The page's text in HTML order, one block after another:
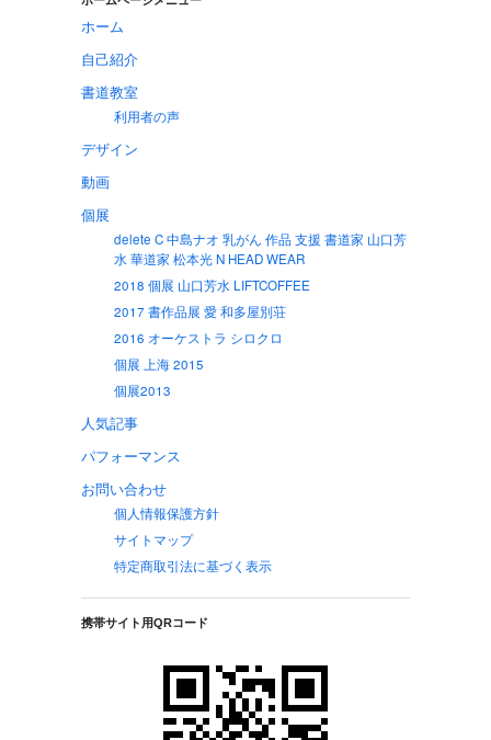
ホーム
自己紹介
書道教室
利用者の声
デザイン
動画
個展
delete C 中島ナオ 乳がん 作品 支援 書道家 山口芳
水 華道家 松本光 N HEAD WEAR
2018 個展 山口芳水 LIFTCOFFEE
2017 書作品展 愛 和多屋別荘
2016 オーケストラ シロクロ
個展 上海 2015
個展2013
人気記事
パフォーマンス
お問い合わせ
個人情報保護方針
サイトマップ
特定商取引法に基づく表示
携帯サイト用QRコード